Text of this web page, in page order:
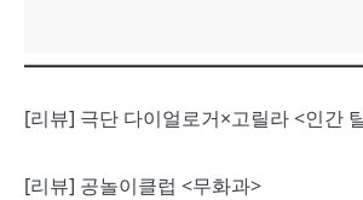
[리뷰] 극단 다이얼로거×고릴라 <인간
[리뷰] 공놀이클럽 <무화과>